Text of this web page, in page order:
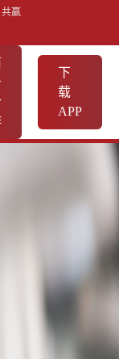
赢
下
载
APP